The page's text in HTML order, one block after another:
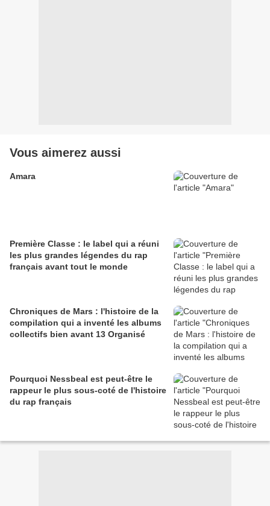
Vous aimerez aussi
Amara
Première Classe : le label qui a réuni
les plus grandes légendes du rap
français avant tout le monde
Chroniques de Mars : l'histoire de la
compilation qui a inventé les albums
collectifs bien avant 13 Organisé
Pourquoi Nessbeal est peut-être le
rappeur le plus sous-coté de l'histoire
du rap français